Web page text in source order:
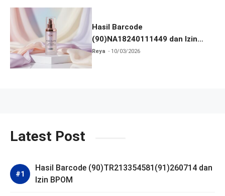
Hasil Barcode
(90)NA18240111449 dan Izin
BPOM
Reya 10/03/2026
Latest Post
Hasil Barcode (90)TR213354581(91)260714 dan
Izin BPOM